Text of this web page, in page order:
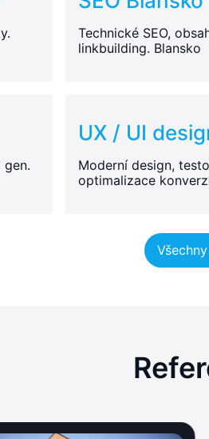
Technické SEO,
linkbuilding. Blansko
gen.
UX / UI
Moderní design,
optimalizace